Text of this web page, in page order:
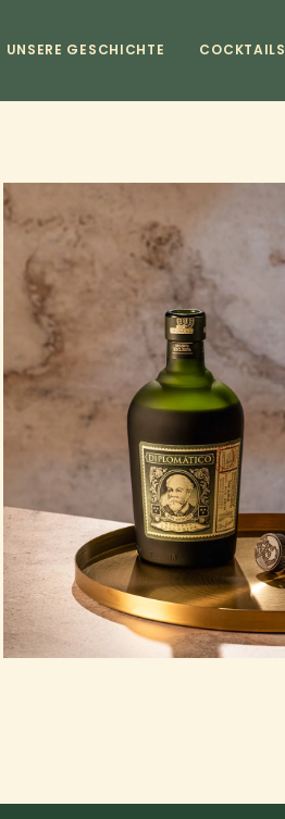
UNSERE GESCHICHTE COCKTAILS